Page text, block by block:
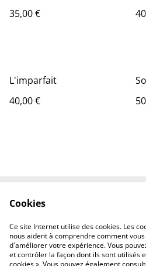
35,00 €
L'imparfait
40,00 €
Politique de
confidentialité
Cookies
Ce site Internet utilise des cookies. Les
nous aident à comprendre comment
d'améliorer votre expérience. Vous
et contrôler la façon dont ils sont utilisés
cookies ». Vous pouvez également